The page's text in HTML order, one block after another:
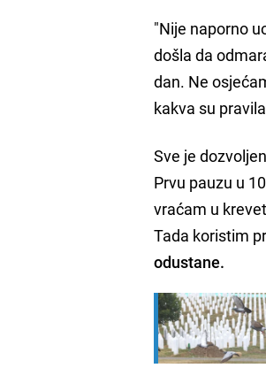
"Nije naporno
došla da
dan. Ne
kakva su
Sve je
Prvu pauzu u
vraćam u
Tada koristim
odustane.